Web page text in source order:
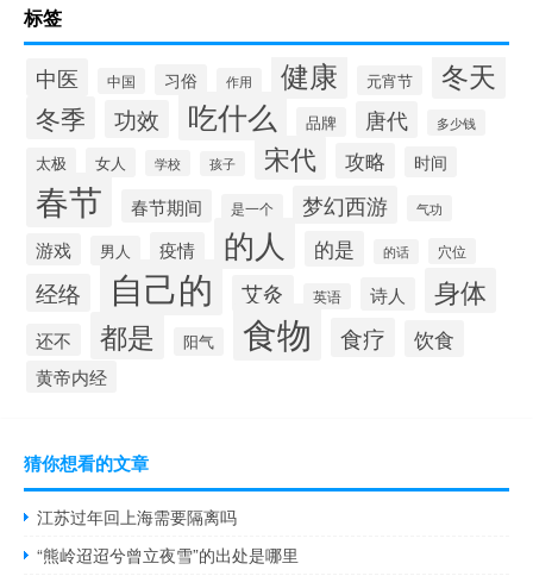
标签
中医 中国 习俗 作用 健康 元宵节 冬天
冬季 功效 吃什么 品牌 唐代 多少钱
太极 女人 学校 孩子 宋代 攻略 时间
春节 春节期间 是一个 梦幻西游 气功
游戏 男人 疫情 的人 的是 的话 穴位
经络 自己的 艾灸 英语 诗人 身体
还不 都是 阳气 食物 食疗 饮食
黄帝内经
猜你想看的文章
江苏过年回上海需要隔离吗
“熊岭迢迢兮曾立夜雪”的出处是哪里